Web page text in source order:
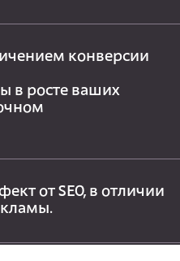
конверсии
в росте ваших
от SEO, в отличии